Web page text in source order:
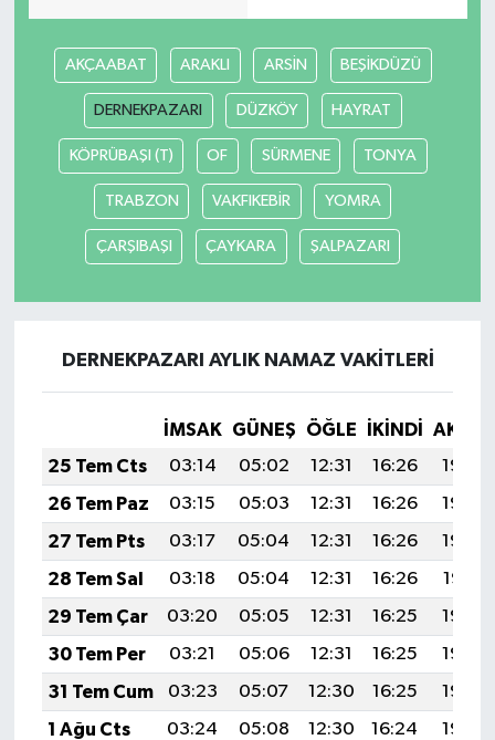
AKÇAABAT ARAKLI ARSİN BEŞİKDÜZÜ
DERNEKPAZARI DÜZKÖY HAYRAT
KÖPRÜBAŞI (T) OF SÜRMENE TONYA
TRABZON VAKFIKEBİR YOMRA
ÇARŞIBAŞI ÇAYKARA ŞALPAZARI
DERNEKPAZARI AYLIK NAMAZ VAKITLERI
İMSAK GÜNEŞ ÖĞLE İKINDI
25 Tem Cts
03:14 05:02 12:31 16:26
19:49
26 Tem Paz
03:15 05:03 12:31 16:26
19:49
27 Tem Pts
03:17 05:04 12:31 16:26
19:48
28 Tem Sal
03:18 05:04 12:31 16:26
19:47
29 Tem Çar
03:20 05:05 12:31 16:25
19:46
30 Tem Per
03:21 05:06 12:31 16:25
19:45
31 Tem Cum
03:23 05:07 12:30 16:25
19:44
1 Ağu Cts
03:24 05:08 12:30 16:24
19:43